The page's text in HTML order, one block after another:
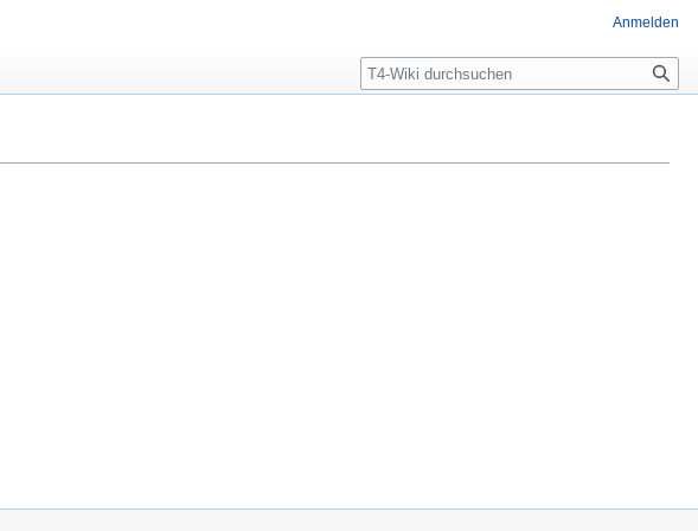
Anmelden
Suche